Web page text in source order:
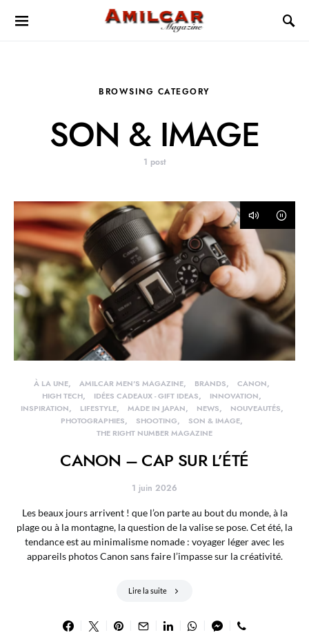
BROWSING CATEGORY
SON & IMAGE
1 post
À LA UNE AMILCAR MEN'S MAGAZINE BRANDS
CANON
HIGH TECH
IDÉES CADEAUX - GIFT IDEAS
INNOVATION
INSPIRATION
LIFESTYLE MADE IN JAPAN NEWS
NOUVEAUTÉS
PHOTOGRAPHIES
SHOOTING
SON & IMAGE
THE RIGHT NUMBER MAGAZINE
CANON – CAP SUR L’ÉTÉ
1 juin 2026
Les beaux jours arrivent ! que l’on parte au bout du monde, à la
plage ou à la montagne, la question de la valise se pose. Cet été, la
tendance est au minimalisme nomade : voyager léger avec les
appareils photos Canon sans faire l’impasse sur la créativité.
Lire la suite